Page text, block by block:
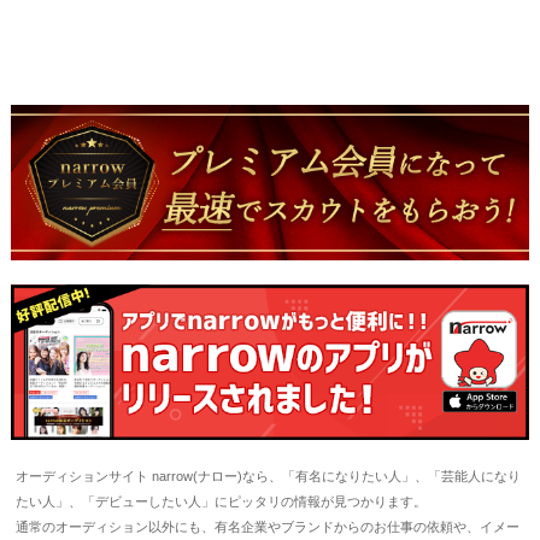
オーディションサイト narrow(ナロー)なら、「有名になりたい人」、「芸能人になり
たい人」、「デビューしたい人」にピッタリの情報が見つかります。
通常のオーディション以外にも、有名企業やブランドからのお仕事の依頼や、イメー